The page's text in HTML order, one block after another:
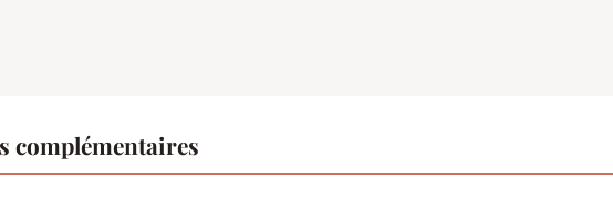
complémentaires